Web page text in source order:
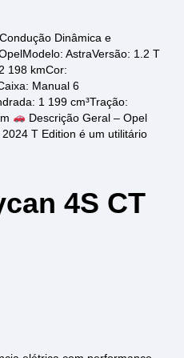
Dinâmica e
AstraVersão: 1.2 T
198 kmCor:
Manual 6
1 199 cm³Tração:
Descrição Geral – Opel
T Edition é um utilitário
4S CT